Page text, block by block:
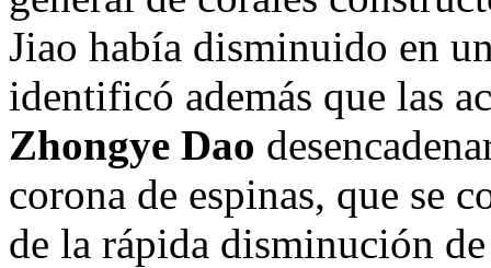
Jiao había disminuido en
identificó además que las
Zhongye Dao
corona de espinas, que se
de la rápida disminución